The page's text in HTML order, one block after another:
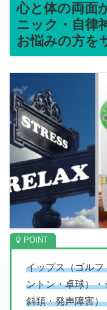
心と体の両面
ニック・自律
お悩みの方を
イップス（ゴル
ントン・卓球）
斜頚・発声障害